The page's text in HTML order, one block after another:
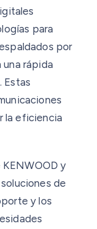
para
por
rápida
Estas
la eficiencia
y
de
y los